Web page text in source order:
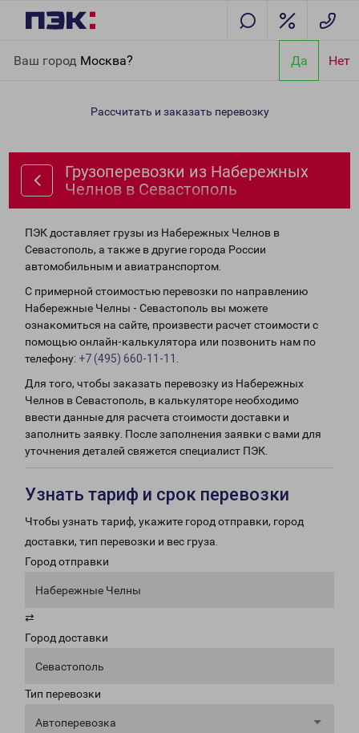
Ваш город Москва? Да Нет
Челнов в Севастополь
Рассчитать и заказать перевозку
Грузоперевозки из Набережных
Челнов в Севастополь
ПЭК доставляет грузы из Набережных Челнов в
Севастополь, а также в другие города России
автомобильным и авиатранспортом.
С примерной стоимостью перевозки по направлению
Набережные Челны - Севастополь вы можете
ознакомиться на сайте, произвести расчет стоимости с
помощью онлайн-калькулятора или позвонить нам по
телефону: +7 (495) 660-11-11
Для того, чтобы заказать перевозку из Набережных
Челнов в Севастополь, в калькуляторе необходимо
ввести данные для расчета стоимости доставки и
заполнить заявку. После заполнения заявки с вами для
уточнения деталей свяжется специалист ПЭК.
Узнать тариф и срок перевозки
Чтобы узнать тариф, укажите город отправки, город
доставки, тип перевозки и вес груза.
Город отправки
Набережные Челны
⇄
Город доставки
Севастополь
Тип перевозки
Автоперевозка